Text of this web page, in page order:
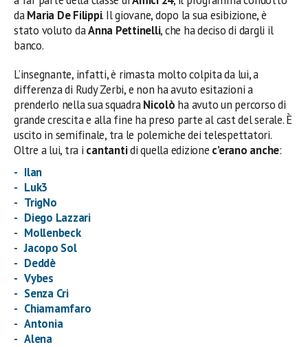
daMaria De Filippi. Il giovane, dopo la sua esibizione, è
stato voluto daAnna Pettinelli, che ha deciso di dargli il
banco.
L’insegnante, infatti, è rimasta molto colpita da lui, a
differenza di Rudy Zerbi, e non ha avuto esitazioni a
prenderlo nella sua squadraNicolò ha avuto un percorso di
grande crescita e alla fine ha preso parte al cast del serale. È
uscito in semifinale, tra le polemiche dei telespettatori.
Oltre a lui, tra i cantantidi quella edizione c’erano anche:
Ilan
Luk3
TrigNo
Diego Lazzari
Mollenbeck
Jacopo Sol
Deddè
Vybes
Senza Cri
Chiamamfaro
Antonia
Alena